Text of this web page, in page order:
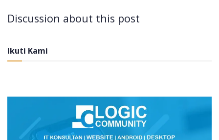
Discussion about this post
Ikuti Kami